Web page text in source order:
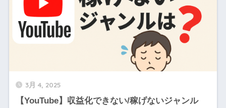
3月 4, 2025
【YouTube】収益化できない/稼げないジャンル